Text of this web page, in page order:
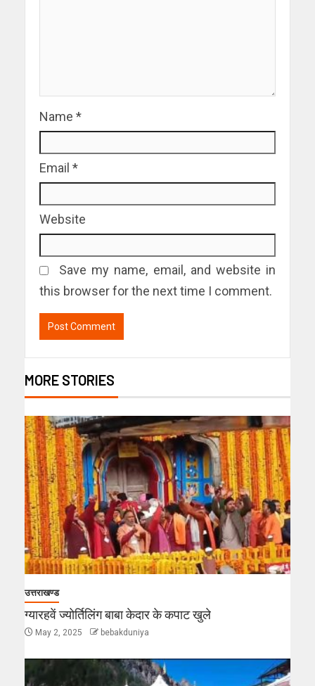
Name *
Email *
Website
Save my name, email, and website in
this browser for the next time I comment.
MORE STORIES
उत्तराखण्ड
ग्यारहवें ज्योर्तिलिंग बाबा केदार के कपाट खुले
May 2, 2025 bebakduniya